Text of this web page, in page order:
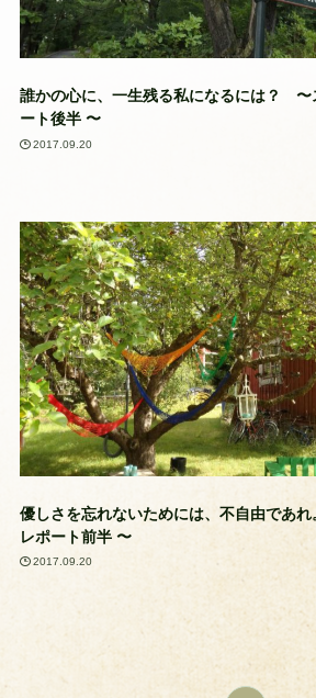
誰かの心に、一生残る私になるには？ 〜
ート後半 〜
2017.09.20
優しさを忘れないためには、不自由であ
レポート前半 〜
2017.09.20